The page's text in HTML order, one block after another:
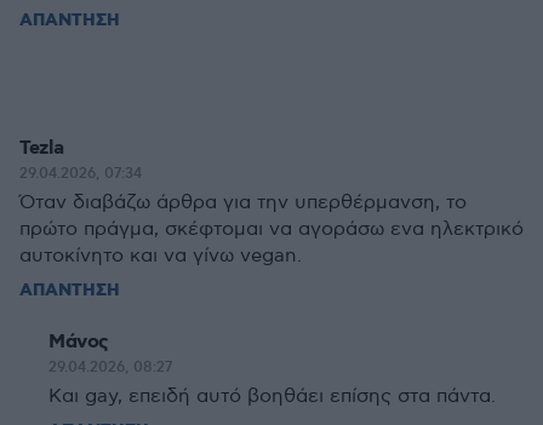
ΑΠΑΝΤΗΣΗ
Tezla
29.04.2026, 07:34
Όταν διαβάζω άρθρα για την υπερθέρμανση, το
πρώτο πράγμα, σκέφτομαι να αγοράσω ενα ηλεκτρικό
αυτοκίνητο και να γίνω vegan.
ΑΠΑΝΤΗΣΗ
Μάνος
29.04.2026, 08:27
Και gay, επειδή αυτό βοηθάει επίσης στα πάντα.